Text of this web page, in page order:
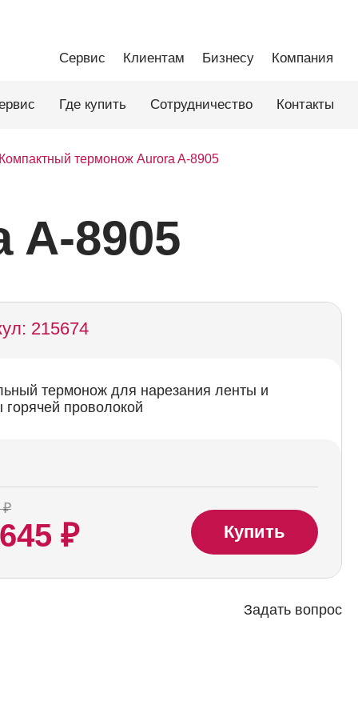
Сервис Клиентам Бизнесу Компания
Где купить Сотрудничество Контакты
Компактный термонож Aurora A-8905
A-8905
215674
термонож для нарезания ленты и
горячей проволокой
₽
₽ Купить
Задать вопрос